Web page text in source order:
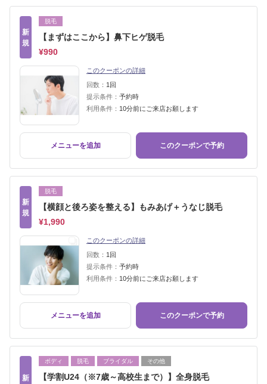
新
規
脱毛
【まずはここから】鼻下ヒゲ脱毛
¥990
このクーポンの詳細
回数： 1回
提示条件： 予約時
利用条件： 10分前にご来店お願します
メニューを追加 このクーポンで予約
新
規
脱毛
【横顔と後ろ姿を整える】もみあげ＋うなじ脱毛
¥1,990
このクーポンの詳細
回数： 1回
提示条件： 予約時
利用条件： 10分前にご来店お願します
メニューを追加 このクーポンで予約
新
ボディ 脱毛 ブライダル その他
【学割U24（※7歳～高校生まで）】全身脱毛